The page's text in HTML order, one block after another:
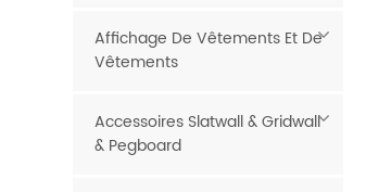
Affichage De Vêtements Et De
Vêtements
Accessoires Slatwall & Gridwall
& Pegboard